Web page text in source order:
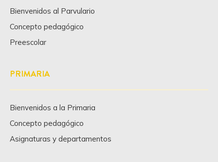
Bienvenidos al Parvulario
Concepto pedagógico
Preescolar
PRIMARIA
Bienvenidos a la Primaria
Concepto pedagógico
Asignaturas y departamentos